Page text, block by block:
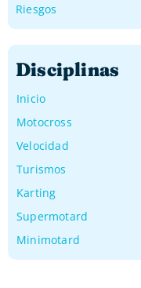
Riesgos
Disciplinas
Inicio
Motocross
Velocidad
Turismos
Karting
Supermotard
Minimotard